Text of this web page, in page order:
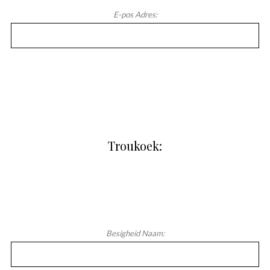
E-pos Adres:
Troukoek:
Besigheid Naam: